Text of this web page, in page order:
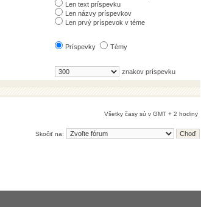
Len text príspevku
Len názvy príspevkov
Len prvý príspevok v téme
Príspevky Témy
znakov príspevku
Všetky časy sú v GMT + 2 hodiny
Skočiť na: